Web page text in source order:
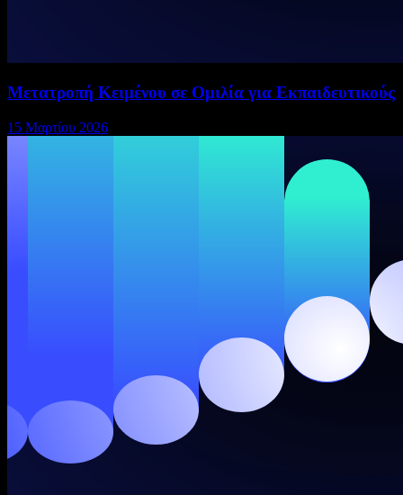
Μετατροπή Κειμένου σε Ομιλία για Εκπαιδευτικούς
15 Μαρτίου 2026